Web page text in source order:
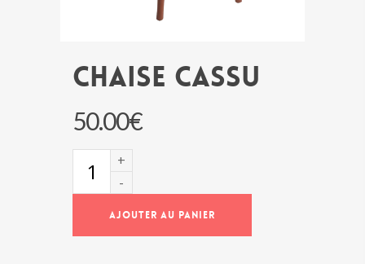
Chaise CASSU
50.00€
AJOUTER AU PANIER